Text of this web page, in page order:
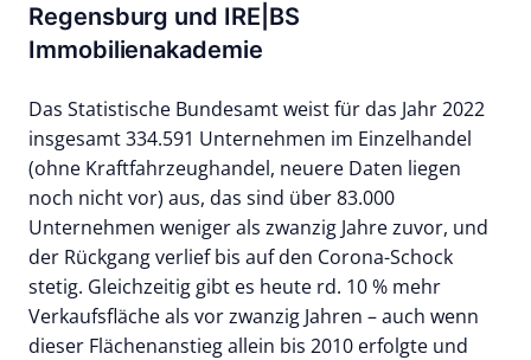
Regensburg und IRE|BS
Immobilienakademie
Das Statistische Bundesamt weist für das Jahr 2022
insgesamt 334.591 Unternehmen im Einzelhandel
(ohne Kraftfahrzeughandel, neuere Daten liegen
noch nicht vor) aus, das sind über 83.000
Unternehmen weniger als zwanzig Jahre zuvor, und
der Rückgang verlief bis auf den Corona-Schock
stetig. Gleichzeitig gibt es heute rd. 10 % mehr
Verkaufsfläche als vor zwanzig Jahren – auch wenn
dieser Flächenanstieg allein bis 2010 erfolgte und